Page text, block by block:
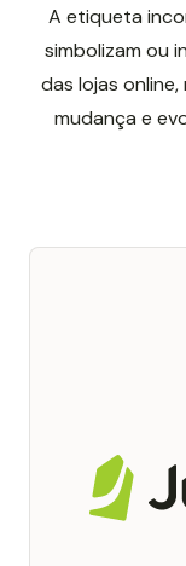
A etiqueta
simbolizam ou
das lojas
mudança e